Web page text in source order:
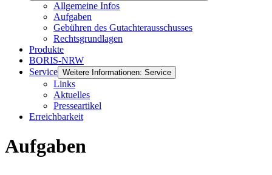
Allgemeine Infos
Aufgaben
Gebühren des Gutachterausschusses
Rechtsgrundlagen
Produkte
BORIS-NRW
Service Weitere Informationen: Service
Links
Aktuelles
Presseartikel
Erreichbarkeit
Aufgaben